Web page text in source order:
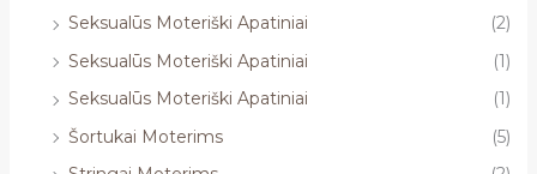
Seksualūs Moteriški Apatiniai
(2)
Seksualūs Moteriški Apatiniai
(1)
Seksualūs Moteriški Apatiniai
(1)
Šortukai Moterims
(5)